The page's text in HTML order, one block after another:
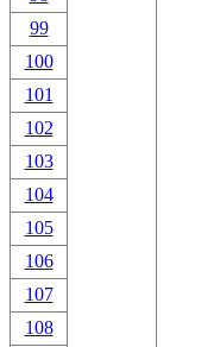
99
100
101
102
103
104
105
106
107
108